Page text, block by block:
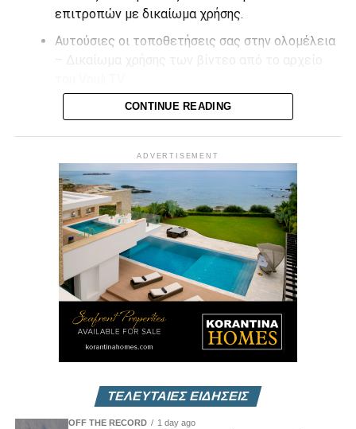
επιτροπών με δικαίωμα χρήσης.
Αυτούσιες οι τοποθετήσεις σας στην ολομέλεια
Επικοινωνήστε μαζί μας στοinfo@vouli.tv
CONTINUE READING
ADVERTISEMENT
ΤΕΛΕΥΤΑΙΕΣ ΕΙΔΗΣΕΙΣ
OFF THE RECORD 1 day ago